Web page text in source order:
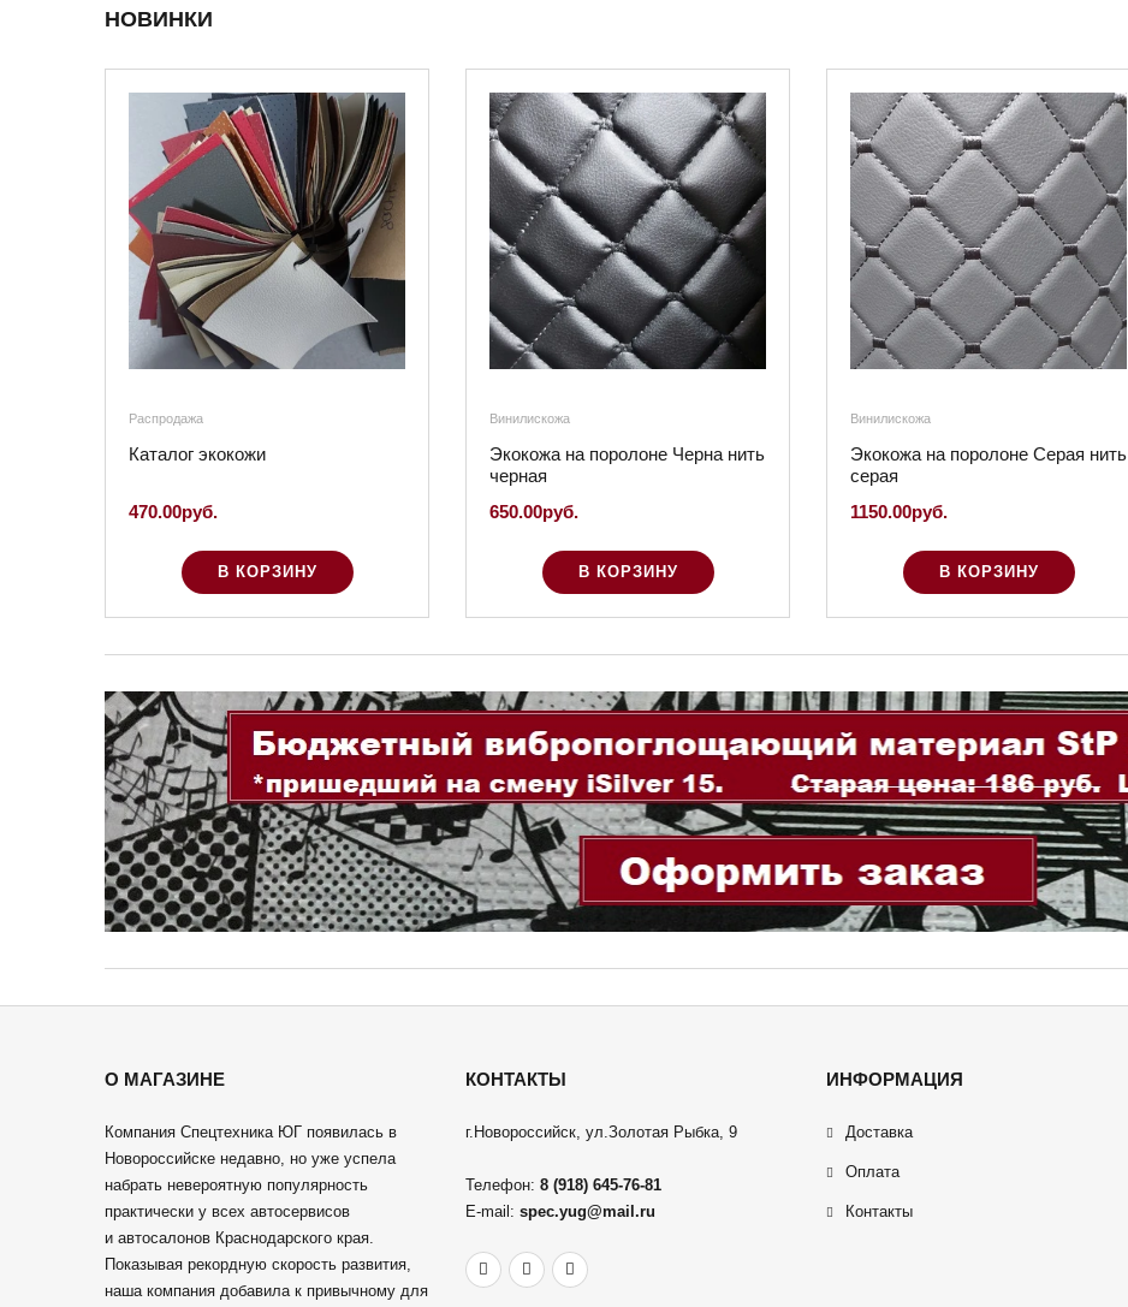
НОВИНКИ
Распродажа
Каталог экокожи
470.00руб.
В КОРЗИНУ
Винилискожа
Экокожа на поролоне Черна нить
черная
650.00руб.
В КОРЗИНУ
Винилискожа
Экокожа на поролоне Серая нить
серая
1150.00руб.
В КОРЗИНУ
О МАГАЗИНЕ
Компания Спецтехника ЮГ появилась в
Новороссийске недавно, но уже успела
набрать невероятную популярность
практически у всех автосервисов
и автосалонов Краснодарского края.
Показывая рекордную скорость развития,
наша компания добавила к привычному для
КОНТАКТЫ
г.Новороссийск, ул.Золотая Рыбка, 9
Телефон: 8 (918) 645-76-81
E-mail: spec.yug@mail.ru
ИНФОРМАЦИЯ
Доставка
Оплата
Контакты